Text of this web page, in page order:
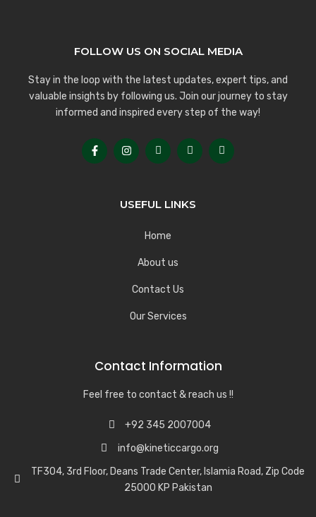
FOLLOW US ON SOCIAL MEDIA
Stay in the loop with the latest updates, expert tips, and
valuable insights by following us. Join our journey to stay
informed and inspired every step of the way!
USEFUL LINKS
Home
About us
Contact Us
Our Services
Contact Information
Feel free to contact & reach us !!
+92 345 2007004
info@kineticcargo.org
TF304, 3rd Floor, Deans Trade Center, Islamia Road, Zip Code
25000 KP Pakistan